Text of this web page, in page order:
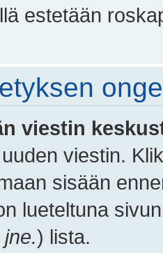
estetään
viestin
viestin.
sisään
lueteltuna
) lista.